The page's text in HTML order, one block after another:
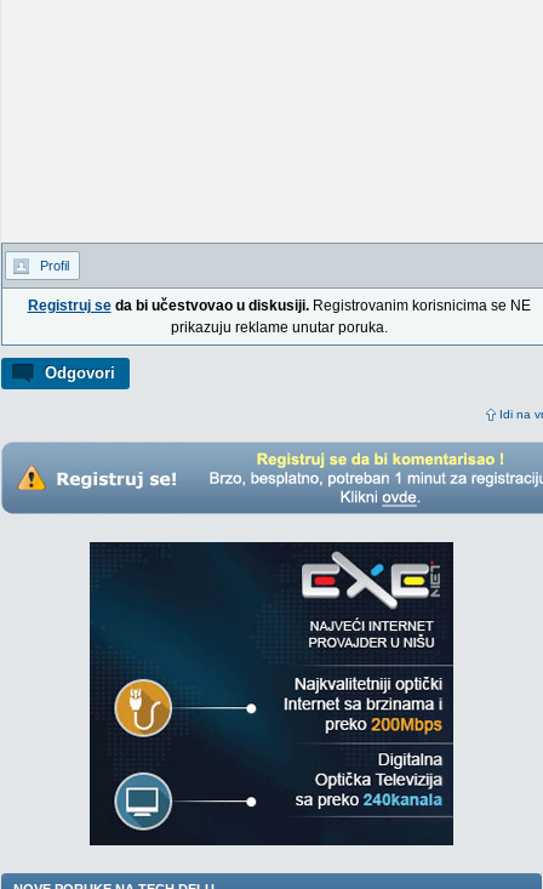
Odgovori
Idi na
Profil
Registruj seda bi učestvovao u diskusiji.Registrovanim korisnicima se NE
prikazuju reklame unutar poruka.